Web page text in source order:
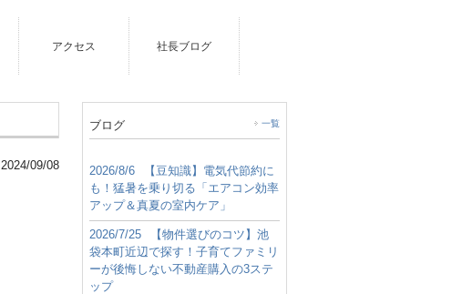
アクセス 社長ブログ
2024/09/08
ブログ 一覧
2026/8/6
【豆知識】電気代節約に
も！猛暑を乗り切る「エアコン効率
アップ＆真夏の室内ケア」
2026/7/25
【物件選びのコツ】池
袋本町近辺で探す！子育てファミリ
ーが後悔しない不動産購入の3ステ
ップ